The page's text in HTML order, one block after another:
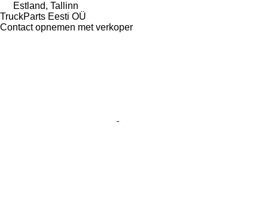
Estland, Tallinn
TruckParts Eesti OÜ
Contact opnemen met verkoper